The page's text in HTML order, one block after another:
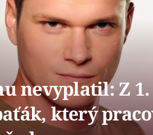
nevyplatil: Z 1.
který